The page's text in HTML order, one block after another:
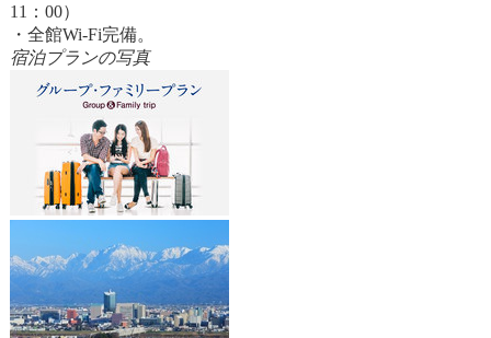
11：00）
・全館Wi-Fi完備。
宿泊プランの写真